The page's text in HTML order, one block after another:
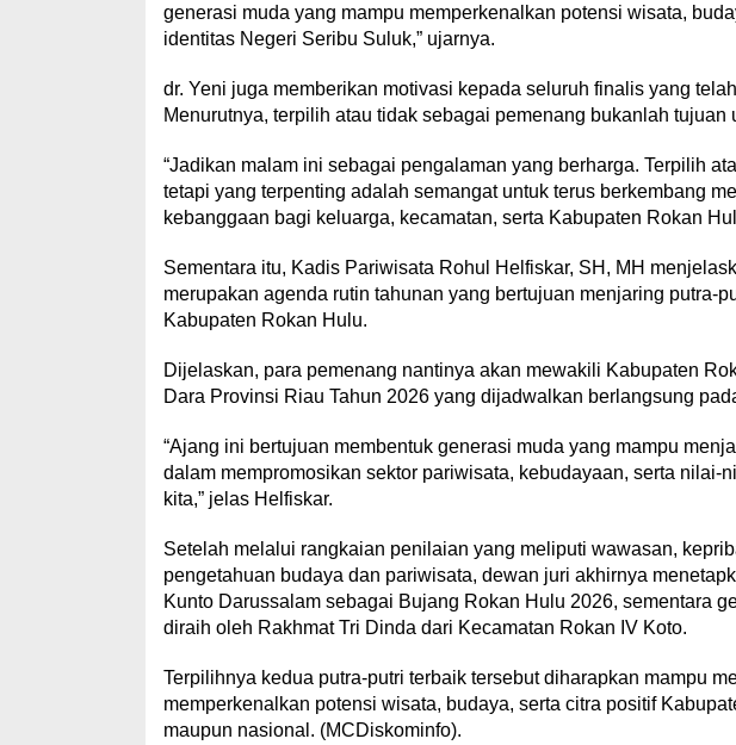
generasi muda yang mampu memperkenalkan potensi wisata,
identitas Negeri Seribu Suluk,” ujarnya.
dr. Yeni juga memberikan motivasi kepada seluruh finalis yang
Menurutnya, terpilih atau tidak sebagai pemenang bukanlah tujuan
“Jadikan malam ini sebagai pengalaman yang berharga. Terpilih
tetapi yang terpenting adalah semangat untuk terus berkembang
kebanggaan bagi keluarga, kecamatan, serta Kabupaten Rokan
Sementara itu, Kadis Pariwisata Rohul Helfiskar, SH, MH
merupakan agenda rutin tahunan yang bertujuan menjaring putra-
Kabupaten Rokan Hulu.
Dijelaskan, para pemenang nantinya akan mewakili Kabupaten
Dara Provinsi Riau Tahun 2026 yang dijadwalkan berlangsung
“Ajang ini bertujuan membentuk generasi muda yang mampu
dalam mempromosikan sektor pariwisata, kebudayaan, serta nilai-
kita,” jelas Helfiskar.
Setelah melalui rangkaian penilaian yang meliputi wawasan,
pengetahuan budaya dan pariwisata, dewan juri akhirnya
Kunto Darussalam sebagai Bujang Rokan Hulu 2026, sementara
diraih oleh Rakhmat Tri Dinda dari Kecamatan Rokan IV Koto.
Terpilihnya kedua putra-putri terbaik tersebut diharapkan mampu
memperkenalkan potensi wisata, budaya, serta citra positif
maupun nasional. (MCDiskominfo).